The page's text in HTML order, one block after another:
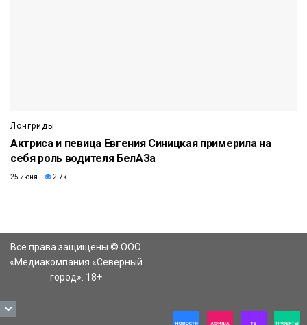
Лонгриды
Актриса и певица Евгения Синицкая примерила на
себя роль водителя БелАЗа
25 июня 2.7k
Все права защищены © ООО
«Медиакомпания «Северный
город». 18+